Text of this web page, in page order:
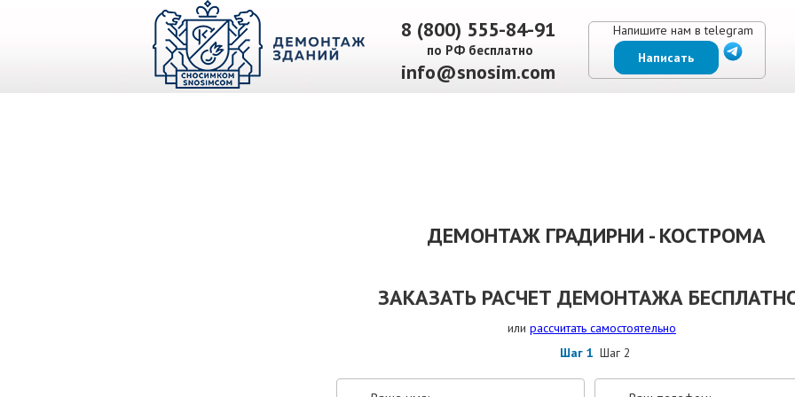
8 (800) 555-84-91
по РФ бесплатно
info@snosim.com
Напишите нам в telegram
Написать
ДЕМОНТАЖ ГРАДИРНИ - КОСТРОМА
ЗАКАЗАТЬ РАСЧЕТ ДЕМОНТАЖА
или рассчитать самостоятельно
Шаг 1 Шаг 2